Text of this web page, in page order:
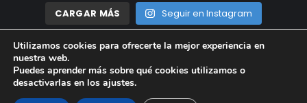
CARGAR MÁS Seguir en Instagram
Madrid Motor © 2023 Todos los derechos reservados |
Legal|Política de privacidad|
Utilizamos cookies para ofrecerte la mejor experiencia en
nuestra web.
Puedes aprender más sobre qué cookies utilizamos o
desactivarlas en los ajustes.